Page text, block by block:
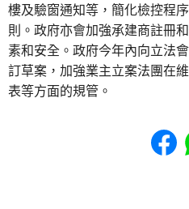
樓及驗窗通知等，簡化檢控程
則。政府亦會加強承建商註冊
素和安全。政府今年內向立法
訂草案，加強業主立案法團在
表等方面的規管。